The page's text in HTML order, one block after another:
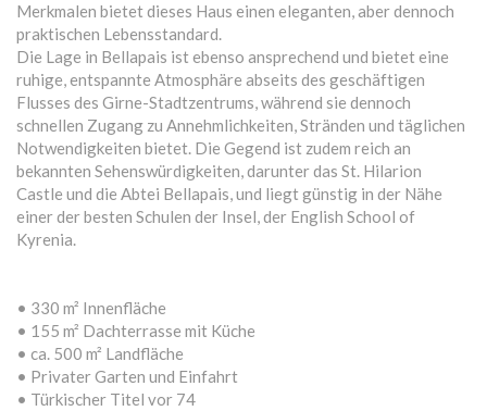
Merkmalen bietet dieses Haus einen eleganten, aber dennoch
praktischen Lebensstandard.
Die Lage in Bellapais ist ebenso ansprechend und bietet eine
ruhige, entspannte Atmosphäre abseits des geschäftigen
Flusses des Girne-Stadtzentrums, während sie dennoch
schnellen Zugang zu Annehmlichkeiten, Stränden und täglichen
Notwendigkeiten bietet. Die Gegend ist zudem reich an
bekannten Sehenswürdigkeiten, darunter das St. Hilarion
Castle und die Abtei Bellapais, und liegt günstig in der Nähe
einer der besten Schulen der Insel, der English School of
Kyrenia.
• 330 m² Innenfläche
• 155 m² Dachterrasse mit Küche
• ca. 500 m² Landfläche
• Privater Garten und Einfahrt
• Türkischer Titel vor 74